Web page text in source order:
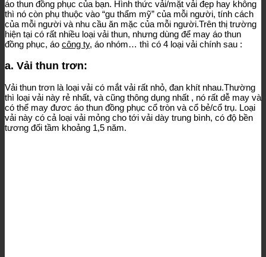
áo thun đồng phục của bạn. Hình thức vải/mặt vải đẹp hay không
thì nó còn phụ thuộc vào “gu thẩm mỹ” của mỗi người, tính cách
của mỗi người và nhu cầu ăn mặc của mỗi người.Trên thị trường
hiện tại có rất nhiều loại vải thun, nhưng dùng để may áo thun
đồng phục, áo công ty, áo nhóm… thì có 4 loại vải chính sau :
a. Vải thun trơn:
Vải thun trơn là loại vải có mắt vải rất nhỏ, đan khít nhau.Thường
thì loại vải này rẻ nhất, và cũng thông dụng nhất , nó rất dễ may và
có thể may đươc áo thun đồng phục cổ tròn và cổ bẻ/cổ trụ. Loại
vải này có cả loại vải mỏng cho tới vải dày trung bình, có độ bền
tương đối tầm khoảng 1,5 năm.